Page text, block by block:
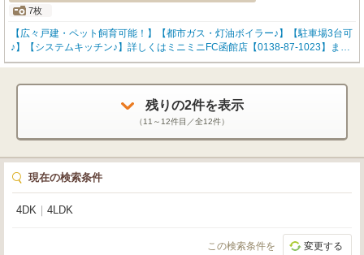
7枚
【広々戸建・ペット飼育可能！】【都市ガス・灯油ボイラー♪】【駐車場3台可
♪】【システムキッチン♪】詳しくはミニミニFC函館店【0138-87-1023】まで
お気軽にお問い合わせください！
残りの2件を表示
（11～12件目／全12件）
現在の検索条件
4DK 4LDK
この検索条件を 変更する